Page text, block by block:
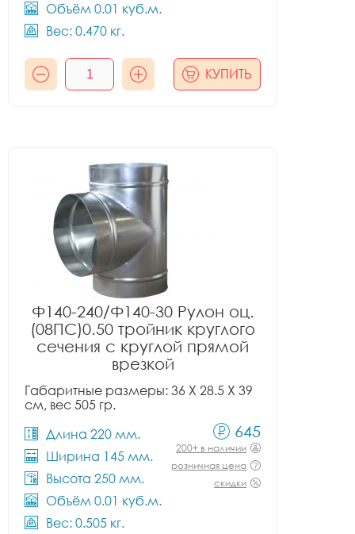
Объём 0.01 куб.м.
Вес: 0.470 кг.
КУПИТЬ
Ф140-240/Ф140-30 Рулон оц.
(08ПС)0.50 тройник круглого
сечения с круглой прямой
врезкой
Габаритные размеры: 36 X 28.5 X 39
см, вес 505 гр.
Длина 220 мм.
Ширина 145 мм.
Высота 250 мм.
Объём 0.01 куб.м.
Вес: 0.505 кг.
645
200+ в наличии
розничная цена
скидки